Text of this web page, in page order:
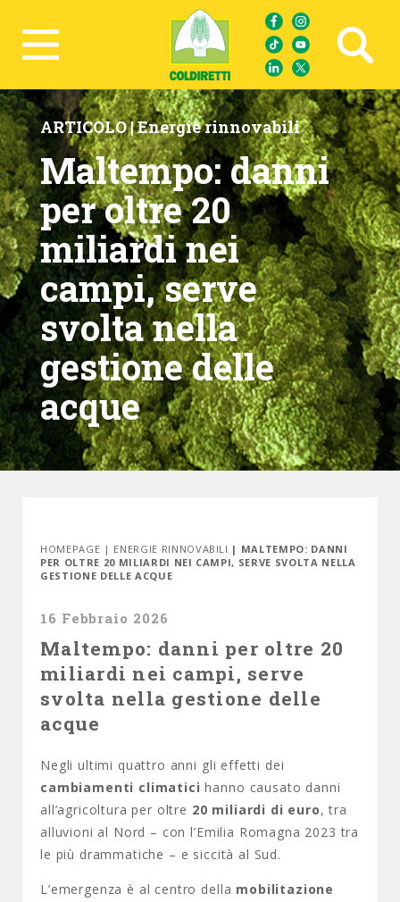
Ricerca avanzata
ARTICOLO |Energie rinnovabili
Maltempo: danni
per oltre 20
miliardi nei
campi, serve
svolta nella
gestione delle
acque
HOMEPAGE | ENERGIE RINNOVABILI | MALTEMPO: DANNI
PER OLTRE 20 MILIARDI NEI CAMPI, SERVE SVOLTA NELLA
GESTIONE DELLE ACQUE
16 Febbraio 2026
Maltempo: danni per oltre 20
miliardi nei campi, serve
svolta nella gestione delle
acque
Negli ultimi quattro anni gli effetti dei
cambiamenti climatici hanno causato danni
all’agricoltura per oltre 20 miliardi di euro, tra
alluvioni al Nord – con l’Emilia Romagna 2023 tra
le più drammatiche – e siccità al Sud.
L’emergenza è al centro della mobilitazione